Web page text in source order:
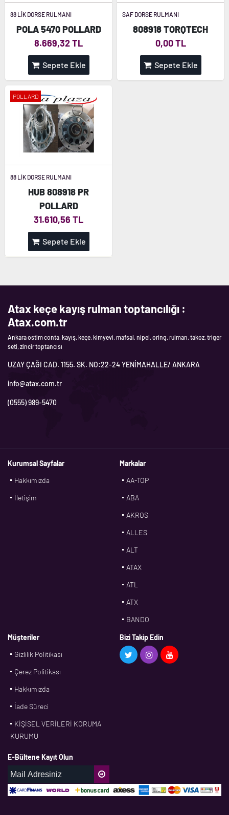
88 LİK DORSE RULMANI
POLA 5470 POLLARD
8.669,32 TL
Sepete Ekle
SAF DORSE RULMANI
808918 TORQTECH
0,00 TL
Sepete Ekle
POLLARD
88 LİK DORSE RULMANI
HUB 808918 PR
POLLARD
31.610,56 TL
Sepete Ekle
Atax keçe kayış rulman toptancılığı :
Atax.com.tr
Ankara ostim conta, kayış, keçe, kimyevi, mafsal, nipel, oring, rulman, takoz, triger
seti, zincir toptancısı
UZAY ÇAĞI CAD. 1155. SK. NO:22-24 YENİMAHALLE/ ANKARA
info@atax.com.tr
(0555) 989-5470
Kurumsal Sayfalar
Hakkımızda
İletişim
Markalar
AA-TOP
ABA
AKROS
ALLES
ALT
ATAX
ATL
ATX
BANDO
BMS
CDF
DPH
Müşteriler
Gizlilik Politikası
Çerez Politikası
Hakkımızda
İade Süreci
KİŞİSEL VERİLERİ KORUMA
KURUMU
Bizi Takip Edin
E-Bültene Kayıt Olun